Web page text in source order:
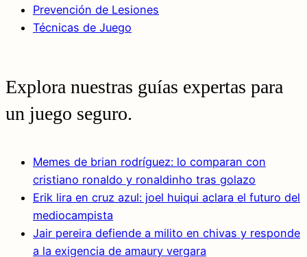
Prevención de Lesiones
Técnicas de Juego
Explora nuestras guías expertas para
un juego seguro.
Memes de brian rodríguez: lo comparan con
cristiano ronaldo y ronaldinho tras golazo
Erik lira en cruz azul: joel huiqui aclara el futuro del
mediocampista
Jair pereira defiende a milito en chivas y responde
a la exigencia de amaury vergara